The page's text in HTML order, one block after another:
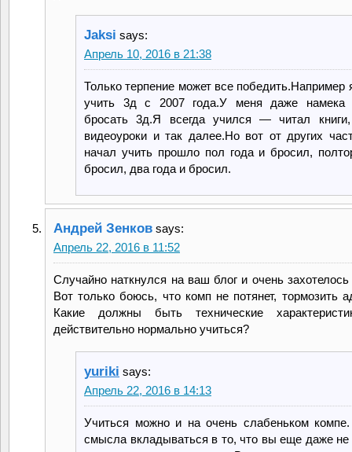
Jaksi says:
Апрель 10, 2016 в 21:38
Только терпение может все победить.Например
учить 3д с 2007 года.У меня даже
бросать 3д.Я всегда учился — читал
видеоуроки и так далее.Но вот от других
начал учить прошло пол года и бросил,
бросил, два года и бросил.
Андрей Зенков says:
Апрель 22, 2016 в 11:52
Случайно наткнулся на ваш блог и очень захотелось
Вот только боюсь, что комп не потянет, тормозить
Какие должны быть технические
действительно нормально учиться?
yuriki says:
Апрель 22, 2016 в 14:13
Учиться можно и на очень слабеньком
смысла вкладываться в то, что вы еще даже